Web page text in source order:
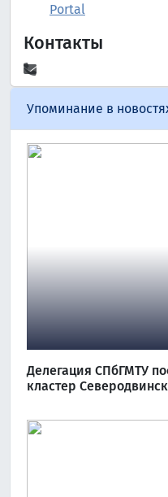
Portal
Контакты
Упоминание в
Делегация СПбГМТУ
кластер